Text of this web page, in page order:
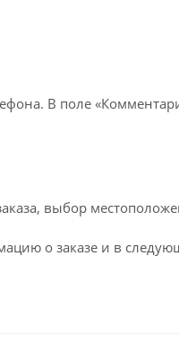
В поле
выбор
о заказе и в